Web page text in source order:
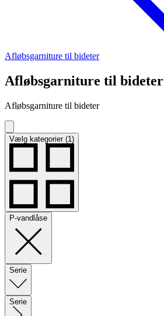
Afløbsgarniture til bideter
Afløbsgarniture til bideter
Afløbsgarniture til bideter
Vælg kategorier (1)
P-vandlåse
Serie
Serie